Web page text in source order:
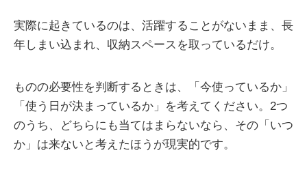
実際に起きているのは、活躍することがないまま、長
年しまい込まれ、収納スペースを取っているだけ。
ものの必要性を判断するときは、「今使っているか」
「使う日が決まっているか」を考えてください。2つ
のうち、どちらにも当てはまらないなら、その「いつ
か」は来ないと考えたほうが現実的です。